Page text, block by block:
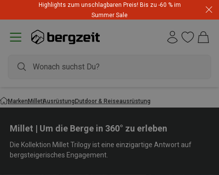
Highlights zum unschlagbaren Preis! Bis zu -60 % im
Summer Sale
MarkenMilletAusrüstungOutdoor & Reiseausrüstung
Millet | Um die Berge in 360° zu erleben
Die Kollektion Millet Trilogy ist eine einzigartige Antwort auf
bergsteigerisches Engagement.